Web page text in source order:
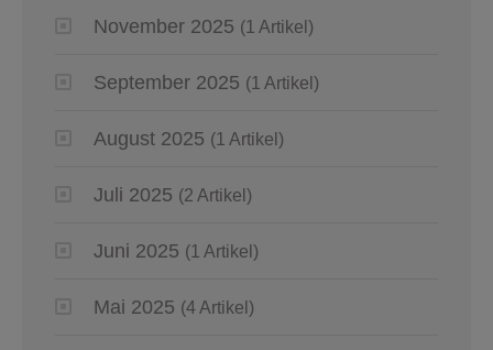
November 2025 (1 Artikel)
September 2025 (1 Artikel)
August 2025 (1 Artikel)
Juli 2025 (2 Artikel)
Juni 2025 (1 Artikel)
Mai 2025 (4 Artikel)